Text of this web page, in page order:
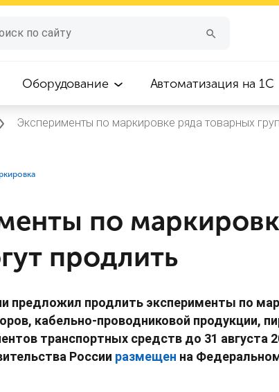
Оборудование Автоматизация на 1С
Эксперименты по маркировке ряда товарных
по
продлить
предложил продлить эксперименты по
кабельно-проводниковой продукции,
транспортных средств до 31 августа
России размещен на